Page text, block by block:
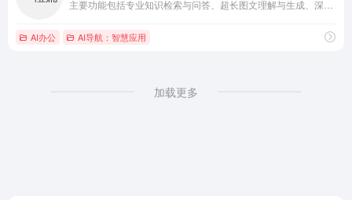
AI办公 AI导航：智慧应用
加载更多